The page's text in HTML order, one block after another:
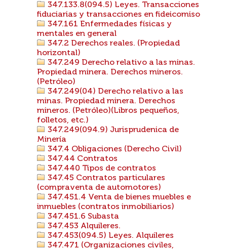
347.133.8(094.5) Leyes. Transacciones
fiduciarias y transacciones en fideicomiso
347.161 Enfermedades físicas y
mentales en general
347.2 Derechos reales. (Propiedad
horizontal)
347.249 Derecho relativo a las minas.
Propiedad minera. Derechos mineros.
(Petróleo)
347.249(04) Derecho relativo a las
minas. Propiedad minera. Derechos
mineros. (Petróleo)(Libros pequeños,
folletos, etc.)
347.249(094.9) Jurisprudenica de
Minería
347.4 Obligaciones (Derecho Civil)
347.44 Contratos
347.440 Tipos de contratos
347.45 Contratos particulares
(compraventa de automotores)
347.451.4 Venta de bienes muebles e
inmuebles (contratos inmobiliarios)
347.451.6 Subasta
347.453 Alquileres.
347.453(094.5) Leyes. Alquileres
347.471 (Organizaciones civiles,